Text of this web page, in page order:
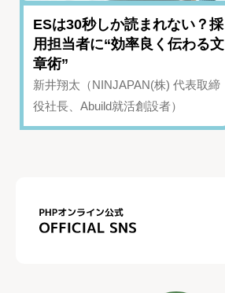
ESは30秒しか読まれない？採
用担当者に“効率良く伝わる文
章術”
新井翔太（NINJAPAN(株) 代表取締
役社長、Abuild就活創設者）